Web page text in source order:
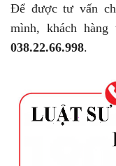
Để được tư vấn
mình, khách
038.22.66.998.